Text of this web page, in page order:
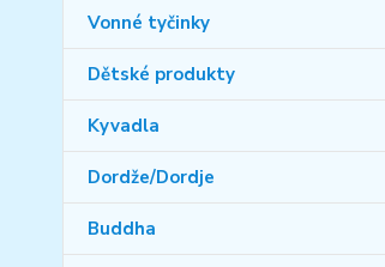
Vonné tyčinky
Dětské produkty
Kyvadla
Dordže/Dordje
Buddha